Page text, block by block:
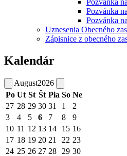
Pozvánka
Pozvánka
Uznesenia Obecného
Zápisnice z obecného
Kalendár
August2026
Po Ut St Št Pia So Ne
27 28 29 30 31 1
2
3
4 5 6 7 8
9
10 11 12 13 14 15 16
17 18 19 20 21 22 23
24 25 26 27 28 29 30